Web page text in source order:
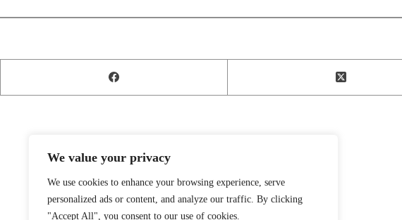
We value your privacy
We use cookies to enhance your browsing experience, serve
personalized ads or content, and analyze our traffic. By clicking
"Accept All", you consent to our use of cookies.